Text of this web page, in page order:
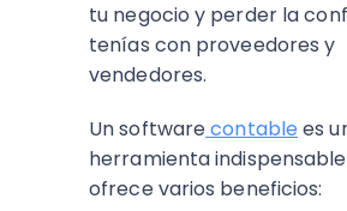
tu negocio y perder la
tenías con proveedores y
vendedores.
Un softwarecontable es
herramienta
ofrece varios beneficios: